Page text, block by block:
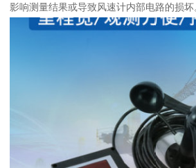
影响测量结果或导致风速计内部电路的损坏